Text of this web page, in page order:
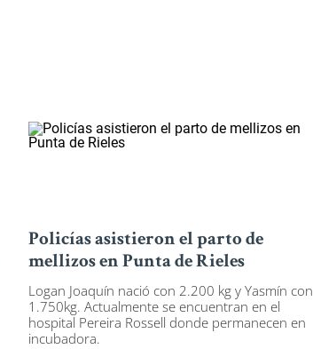
Policías asistieron el parto de
mellizos en Punta de Rieles
Logan Joaquín nació con 2.200 kg y Yasmín con
1.750kg. Actualmente se encuentran en el
hospital Pereira Rossell donde permanecen en
incubadora.